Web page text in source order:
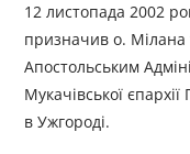
12 листопада 2002
призначив о. Мілана
Апостольським
Мукачівської
в Ужгороді.